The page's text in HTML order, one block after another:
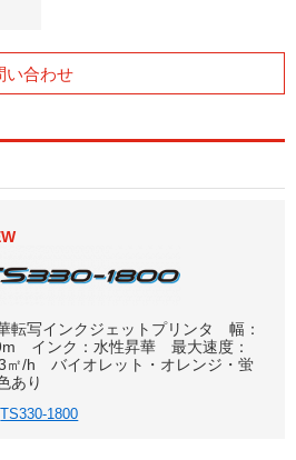
い合わせ
転写インクジェットプリンタ 幅：
インク：水性昇華 最大速度：
㎡/h バイオレット・オレンジ・蛍
あり
TS330-1800